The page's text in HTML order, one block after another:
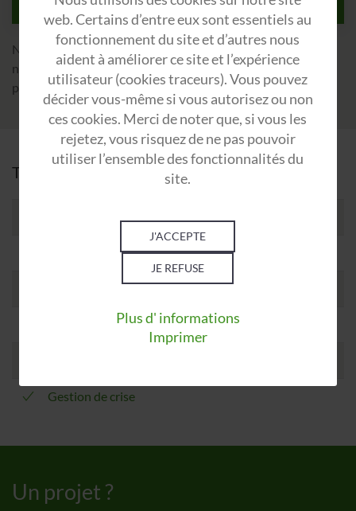
Nous intervenons également en situation de crise
notamment dans le cadre d’enquêtes relatives aux risques
psychosociaux ou à des faits présumés de harcèlement.
Toutes nos prestations conseil RH :
Diagnostic de prévention
Accompagnement - Coaching
Gestion de crise
Un projet ?
web. Certains d’entre eux sont essentiels au
fonctionnement du site et d’autres nous
aident à améliorer ce site et l’expérience
utilisateur (cookies traceurs). Vous pouvez
décider vous-même si vous autorisez ou non
ces cookies. Merci de noter que, si vous les
rejetez, vous risquez de ne pas pouvoir
utiliser l’ensemble des fonctionnalités du
site.
J'ACCEPTE
JE REFUSE
Plus d' informations
Imprimer